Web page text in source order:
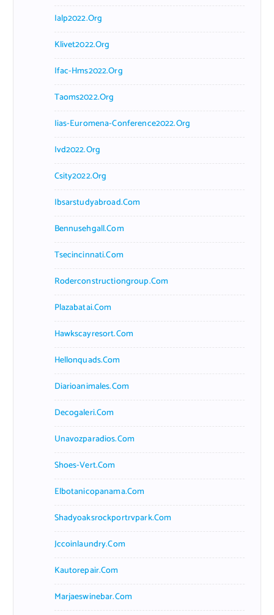
Ialp2022.org
Klivet2022.org
Ifac-Hms2022.org
Taoms2022.org
Iias-Euromena-Conference2022.org
Ivd2022.org
Csity2022.org
Ibsarstudyabroad.com
Bennusehgall.com
Tsecincinnati.com
Roderconstructiongroup.com
Plazabatai.com
Hawkscayresort.com
Hellonquads.com
Diarioanimales.com
Decogaleri.com
Unavozparadios.com
Shoes-Vert.com
Elbotanicopanama.com
Shadyoaksrockportrvpark.com
Jccoinlaundry.com
Kautorepair.com
Marjaeswinebar.com